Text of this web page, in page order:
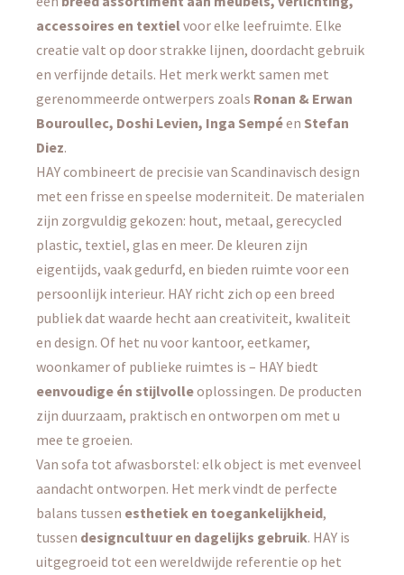
accessoires en textiel voor elke leefruimte. Elke
creatie valt op door strakke lijnen, doordacht gebruik
en verfijnde details. Het merk werkt samen met
gerenommeerde ontwerpers zoals Ronan & Erwan
Bouroullec, Doshi Levien, Inga Sempéen Stefan
Diez.
HAY combineert de precisie van Scandinavisch design
met een frisse en speelse moderniteit. De materialen
zijn zorgvuldig gekozen: hout, metaal, gerecycled
plastic, textiel, glas en meer. De kleuren zijn
eigentijds, vaak gedurfd, en bieden ruimte voor een
persoonlijk interieur. HAY richt zich op een breed
publiek dat waarde hecht aan creativiteit, kwaliteit
en design. Of het nu voor kantoor, eetkamer,
woonkamer of publieke ruimtes is – HAY biedt
eenvoudige én stijlvolleoplossingen. De producten
zijn duurzaam, praktisch en ontworpen om met u
mee te groeien.
Van sofa tot afwasborstel: elk object is met evenveel
aandacht ontworpen. Het merk vindt de perfecte
balans tussen esthetiek en toegankelijkheid,
tussen designcultuur en dagelijks gebruik. HAY is
uitgegroeid tot een wereldwijde referentie op het